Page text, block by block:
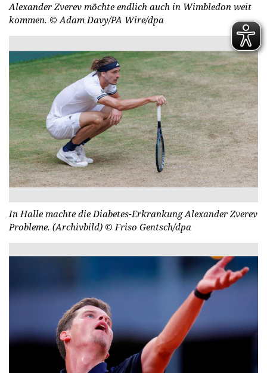
Alexander Zverev möchte endlich auch in Wimbledon weit
kommen. © Adam Davy/PA Wire/dpa
In Halle machte die Diabetes-Erkrankung Alexander Zverev
Probleme. (Archivbild) © Friso Gentsch/dpa